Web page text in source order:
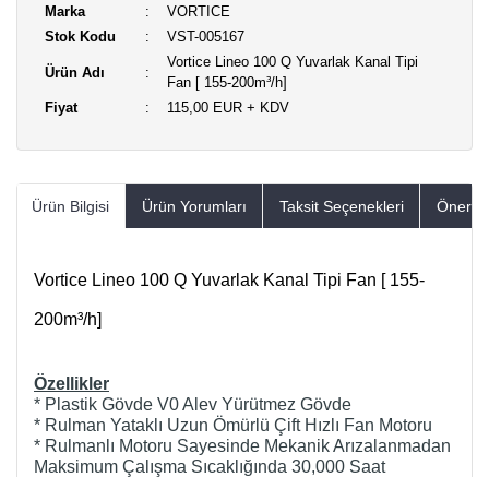
Marka
VORTICE
Stok Kodu
VST-005167
Ürün Adı
Vortice Lineo 100 Q Yuvarlak Kanal Tipi
Fan [ 155-200m³/h]
Fiyat
115,00 EUR + KDV
Ürün Bilgisi Ürün Yorumları Taksit Seçenekleri
Vortice Lineo 100 Q Yuvarlak Kanal Tipi Fan [ 155-
200m³/h]
Özellikler
* Plastik Gövde V0 Alev Yürütmez Gövde
* Rulman Yataklı Uzun Ömürlü Çift Hızlı Fan Motoru
* Rulmanlı Motoru Sayesinde Mekanik Arızalanmadan
Maksimum Çalışma Sıcaklığında 30,000 Saat